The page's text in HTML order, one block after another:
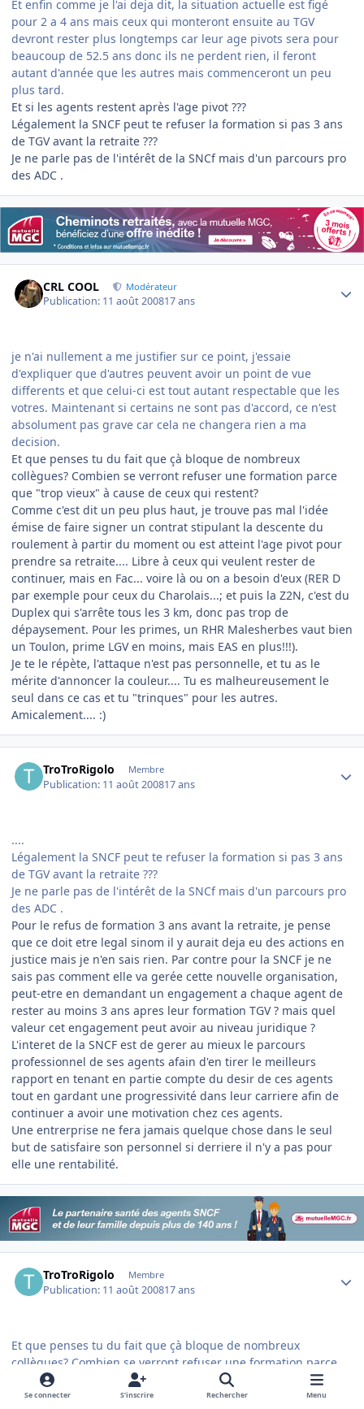
Et enfin comme je l'ai deja dit, la situation actuelle est figé
pour 2 a 4 ans mais ceux qui monteront ensuite au TGV
devront rester plus longtemps car leur age pivots sera pour
beaucoup de 52.5 ans donc ils ne perdent rien, il feront
autant d'année que les autres mais commenceront un peu
plus tard.
Et si les agents restent après l'age pivot ???
Légalement la SNCF peut te refuser la formation si pas 3 ans
de TGV avant la retraite ???
Je ne parle pas de l'intérêt de la SNCf mais d'un parcours pro
des ADC .
CRL COOL Modérateur
Publication: 11 août 200817 ans
je n'ai nullement a me justifier sur ce point, j'essaie
d'expliquer que d'autres peuvent avoir un point de vue
differents et que celui-ci est tout autant respectable que les
votres. Maintenant si certains ne sont pas d'accord, ce n'est
absolument pas grave car cela ne changera rien a ma
decision.
Et que penses tu du fait que çà bloque de nombreux
collègues? Combien se verront refuser une formation parce
que "trop vieux" à cause de ceux qui restent?
Comme c'est dit un peu plus haut, je trouve pas mal l'idée
émise de faire signer un contrat stipulant la descente du
roulement à partir du moment ou est atteint l'age pivot pour
prendre sa retraite.... Libre à ceux qui veulent rester de
continuer, mais en Fac... voire là ou on a besoin d'eux (RER D
par exemple pour ceux du Charolais...; et puis la Z2N, c'est du
Duplex qui s'arrête tous les 3 km, donc pas trop de
dépaysement. Pour les primes, un RHR Malesherbes vaut bien
un Toulon, prime LGV en moins, mais EAS en plus!!!).
Je te le répète, l'attaque n'est pas personnelle, et tu as le
mérite d'annoncer la couleur.... Tu es malheureusement le
seul dans ce cas et tu "trinques" pour les autres.
Amicalement.... :)
TroTroRigolo Membre
Publication: 11 août 200817 ans
....
Légalement la SNCF peut te refuser la formation si pas 3 ans
de TGV avant la retraite ???
Je ne parle pas de l'intérêt de la SNCf mais d'un parcours pro
des ADC .
Pour le refus de formation 3 ans avant la retraite, je pense
que ce doit etre legal sinom il y aurait deja eu des actions en
justice mais je n'en sais rien. Par contre pour la SNCF je ne
sais pas comment elle va gerée cette nouvelle organisation,
peut-etre en demandant un engagement a chaque agent de
rester au moins 3 ans apres leur formation TGV ? mais quel
valeur cet engagement peut avoir au niveau juridique ?
L'interet de la SNCF est de gerer au mieux le parcours
professionnel de ses agents afain d'en tirer le meilleurs
rapport en tenant en partie compte du desir de ces agents
tout en gardant une progressivité dans leur carriere afin de
continuer a avoir une motivation chez ces agents.
Une entrerprise ne fera jamais quelque chose dans le seul
but de satisfaire son personnel si derriere il n'y a pas pour
elle une rentabilité.
TroTroRigolo Membre
Publication: 11 août 200817 ans
Et que penses tu du fait que çà bloque de nombreux
collègues? Combien se verront refuser une formation parce
que "trop vieux" à cause de ceux qui restent?
Comme c'est dit un peu plus haut, je trouve pas mal l'idée
Se connecter S’inscrire Rechercher Menu